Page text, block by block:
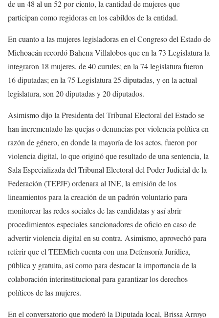
de un 48 al un 52 por ciento, la cantidad de mujeres que
participan como regidoras en los cabildos de la entidad.
En cuanto a las mujeres legisladoras en el Congreso del Estado de
Michoacán recordó Bahena Villalobos que en la 73 Legislatura la
integraron 18 mujeres, de 40 curules; en la 74 legislatura fueron
16 diputadas; en la 75 Legislatura 25 diputadas, y en la actual
legislatura, son 20 diputadas y 20 diputados.
Asimismo dijo la Presidenta del Tribunal Electoral del Estado se
han incrementado las quejas o denuncias por violencia política en
razón de género, en donde la mayoría de los actos, fueron por
violencia digital, lo que originó que resultado de una sentencia, la
Sala Especializada del Tribunal Electoral del Poder Judicial de la
Federación (TEPJF) ordenara al INE, la emisión de los
lineamientos para la creación de un padrón voluntario para
monitorear las redes sociales de las candidatas y así abrir
procedimientos especiales sancionadores de oficio en caso de
advertir violencia digital en su contra. Asimismo, aprovechó para
referir que el TEEMich cuenta con una Defensoría Jurídica,
pública y gratuita, así como para destacar la importancia de la
colaboración interinstitucional para garantizar los derechos
políticos de las mujeres.
En el conversatorio que moderó la Diputada local, Brissa Arroyo